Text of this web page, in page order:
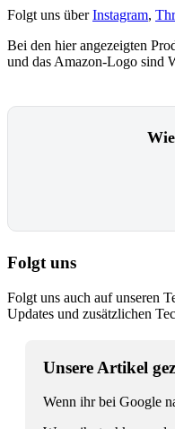
Folgt uns überInstagram,
Bei den hier angezeigten
und das Amazon-Logo sind
Folgt uns
Folgt uns auch auf unseren
Updates und zusätzlichen
Unsere Artikel
Wenn ihr bei Google